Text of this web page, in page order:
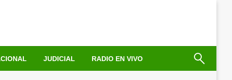
JUDICIAL RADIO EN VIVO